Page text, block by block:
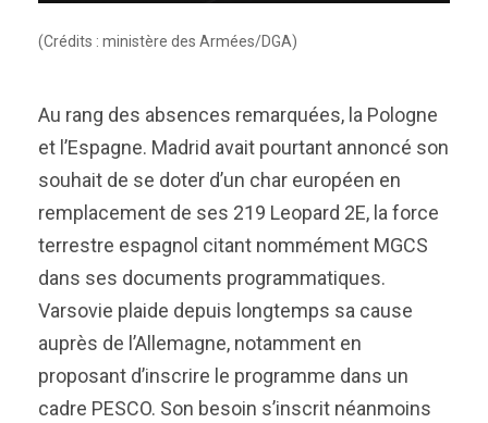
(Crédits : ministère des Armées/DGA)
Au rang des absences remarquées, la Pologne
et l’Espagne. Madrid avait pourtant annoncé son
souhait de se doter d’un char européen en
remplacement de ses 219 Leopard 2E, la force
terrestre espagnol citant nommément MGCS
dans ses documents programmatiques.
Varsovie plaide depuis longtemps sa cause
auprès de l’Allemagne, notamment en
proposant d’inscrire le programme dans un
cadre PESCO. Son besoin s’inscrit néanmoins